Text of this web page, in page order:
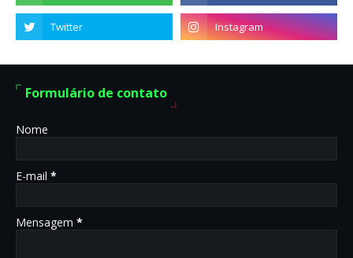
Formulário de contato
Nome
E-mail *
Mensagem *